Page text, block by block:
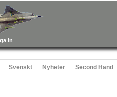
in
Svenskt Nyheter Second Hand